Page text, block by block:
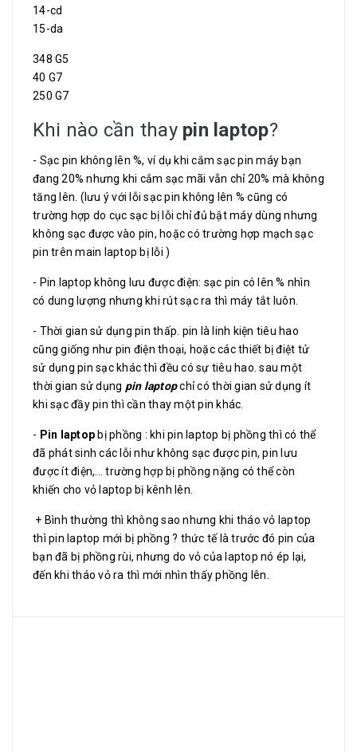
14-cd
15-da
348 G5
40 G7
250 G7
Khi nào cần thay pin laptop?
- Sạc pin không lên %, ví dụ khi cắm sạc pin máy bạn
đang 20% nhưng khi cắm sạc mãi vẫn chỉ 20% mà không
tăng lên. (lưu ý với lỗi sạc pin không lên % cũng có
trường hợp do cục sạc bị lỗi chỉ đủ bật máy dùng nhưng
không sạc được vào pin, hoặc có trường hợp mạch sạc
pin trên main laptop bị lỗi )
- Pin laptop không lưu được điện: sạc pin có lên % nhìn
có dung lượng nhưng khi rút sạc ra thì máy tắt luôn.
- Thời gian sử dụng pin thấp. pin là linh kiện tiêu hao
cũng giống như pin điện thoại, hoặc các thiết bị điệt tử
sử dụng pin sạc khác thì đều có sự tiêu hao. sau một
thời gian sử dụng pin laptopchỉ có thời gian sử dụng ít
khi sạc đầy pin thì cần thay một pin khác.
- Pin laptop bị phồng : khi pin laptop bị phồng thì có thể
đã phát sinh các lỗi như không sạc được pin, pin lưu
được ít điện,... trường hợp bị phồng nặng có thể còn
khiến cho vỏ laptop bị kênh lên.
+ Bình thường thì không sao nhưng khi tháo vỏ laptop
thì pin laptop mới bị phồng ? thức tế là trước đó pin của
bạn đã bị phồng rùi, nhưng do vỏ của laptop nó ép lại,
đến khi tháo vỏ ra thì mới nhìn thấy phồng lên.